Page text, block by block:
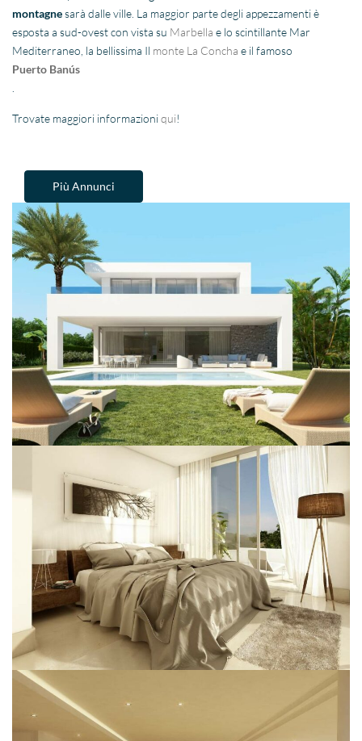
montagnesarà dalle ville. La maggior parte degli appezzamenti è
esposta a sud-ovest con vista su Marbella e lo scintillante Mar
Mediterraneo, la bellissima Il monte La Concha e il famoso
Puerto Banús
Trovate maggiori informazioniqui!
Più Annunci